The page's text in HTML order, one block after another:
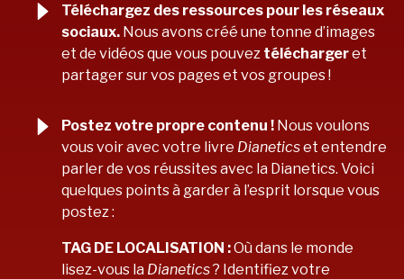
Téléchargez des ressources pour les réseaux
sociaux. Nous avons créé une tonne d’images
et de vidéos que vous pouvez téléchargeret
partager sur vos pages et vos groupes !
Postez votre propre contenu ! Nous voulons
vous voir avec votre livre Dianeticset entendre
parler de vos réussites avec la Dianetics. Voici
quelques points à garder à l’esprit lorsque vous
postez :
TAG DE LOCALISATION :Où dans le monde
lisez-vous la Dianetics? Identifiez votre